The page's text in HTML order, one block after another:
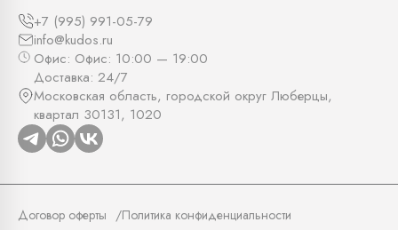
+7 (995) 991-05-79
info@kudos.ru
Офис: Офис: 10:00 — 19:00
Доставка: 24/7
Московская область, городской округ Люберцы,
квартал 30131, 1020
Договор оферты Политика конфиденциальности